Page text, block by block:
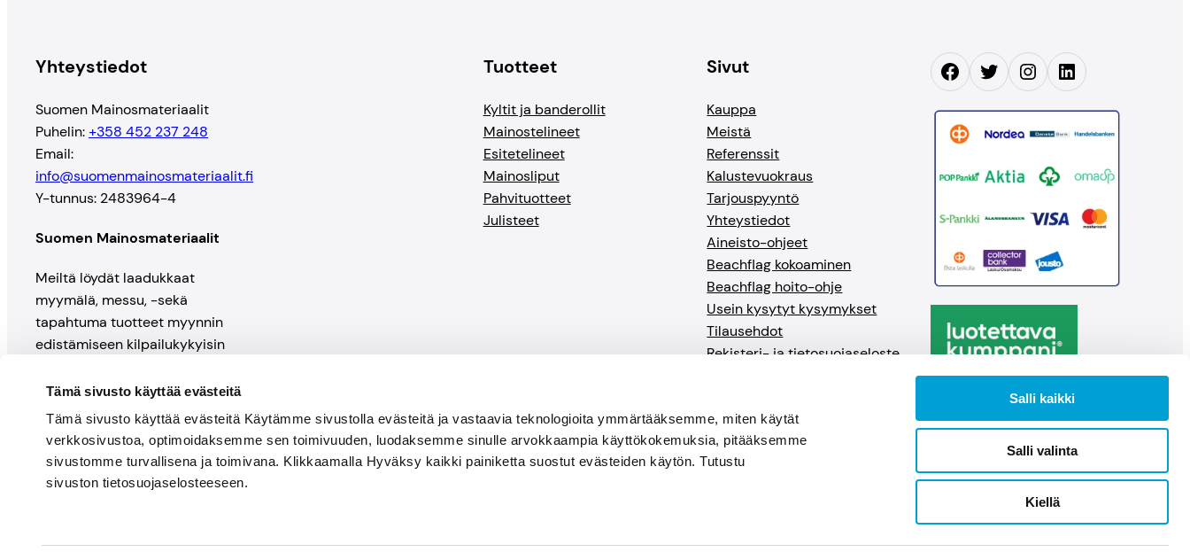
Tämä sivusto käyttää evästeitä
Tämä sivusto käyttää evästeitä Käytämme sivustolla evästeitä ja vastaavia teknologioita ymmärtääksemme, miten käytät
verkkosivustoa, optimoidaksemme sen toimivuuden, luodaksemme sinulle arvokkaampia käyttökokemuksia, pitääksemme
sivustomme turvallisena ja toimivana. Klikkaamalla Hyväksy kaikki painiketta suostut evästeiden käytön. Tutustu
sivuston tietosuojaselosteeseen.
Salli kaikki
Salli valinta
Kiellä
Yhteystiedot
Suomen Mainosmateriaalit
Puhelin: +358 452 237 248
Email:
info@suomenmainosmateriaalit.fi
Y-tunnus: 2483964-4
Suomen Mainosmateriaalit
Meiltä löydät laadukkaat
myymälä, messu, -sekä
tapahtuma tuotteet myynnin
edistämiseen kilpailukykyisin
kokemus näkyvyyksien
suunnittelusta, sekä toteutuksista.
Tervetuloa tutustumaan. Tee
nopea ja helppo tilaus
verkkokaupasta, toimitamme
Tuotteet
Kyltit ja banderollit
Mainostelineet
Esitetelineet
Mainosliput
Pahvituotteet
Julisteet
Sivut
Kauppa
Meistä
Referenssit
Kalustevuokraus
Tarjouspyyntö
Yhteystiedot
Aineisto-ohjeet
Beachflag kokoaminen
Beachflag hoito-ohje
Usein kysytyt kysymykset
Tilausehdot
Rekisteri- ja tietosuojaseloste
Facebook Twitter Instagram LinkedIn
Copyright © Suomen
Mainosmateriaalit